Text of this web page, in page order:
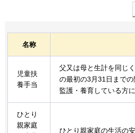
名称
児童扶
養手当
父又は母と生計を同じ
の最初の3月31日まで
監護・養育している方
ひとり
親家庭
ひとり親家庭の生活の